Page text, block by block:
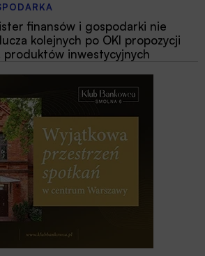
finansów i gospodarki nie
kolejnych po OKI propozycji
produktów inwestycyjnych